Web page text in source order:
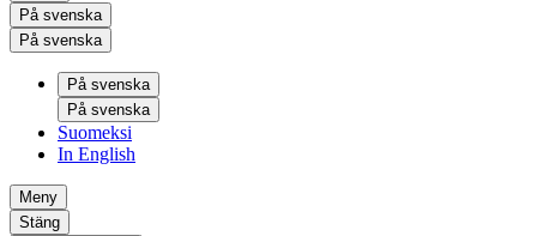
På svenska
På svenska
På svenska
På svenska
Suomeksi
In English
Meny
Stäng